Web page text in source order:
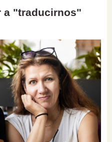
a "traducirnos"